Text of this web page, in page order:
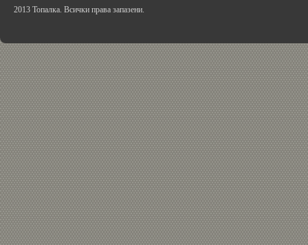
2013 Топалка. Всички права запазени.